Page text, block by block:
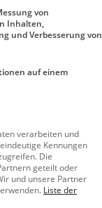
öffentliches
für alle
und
oder deine
Bücherregale
der Bestand
von
Inhalten,
und Verbesserung von
auf einem
verarbeiten und
Kennungen
Die
geteilt oder
und unsere Partner
Liste der